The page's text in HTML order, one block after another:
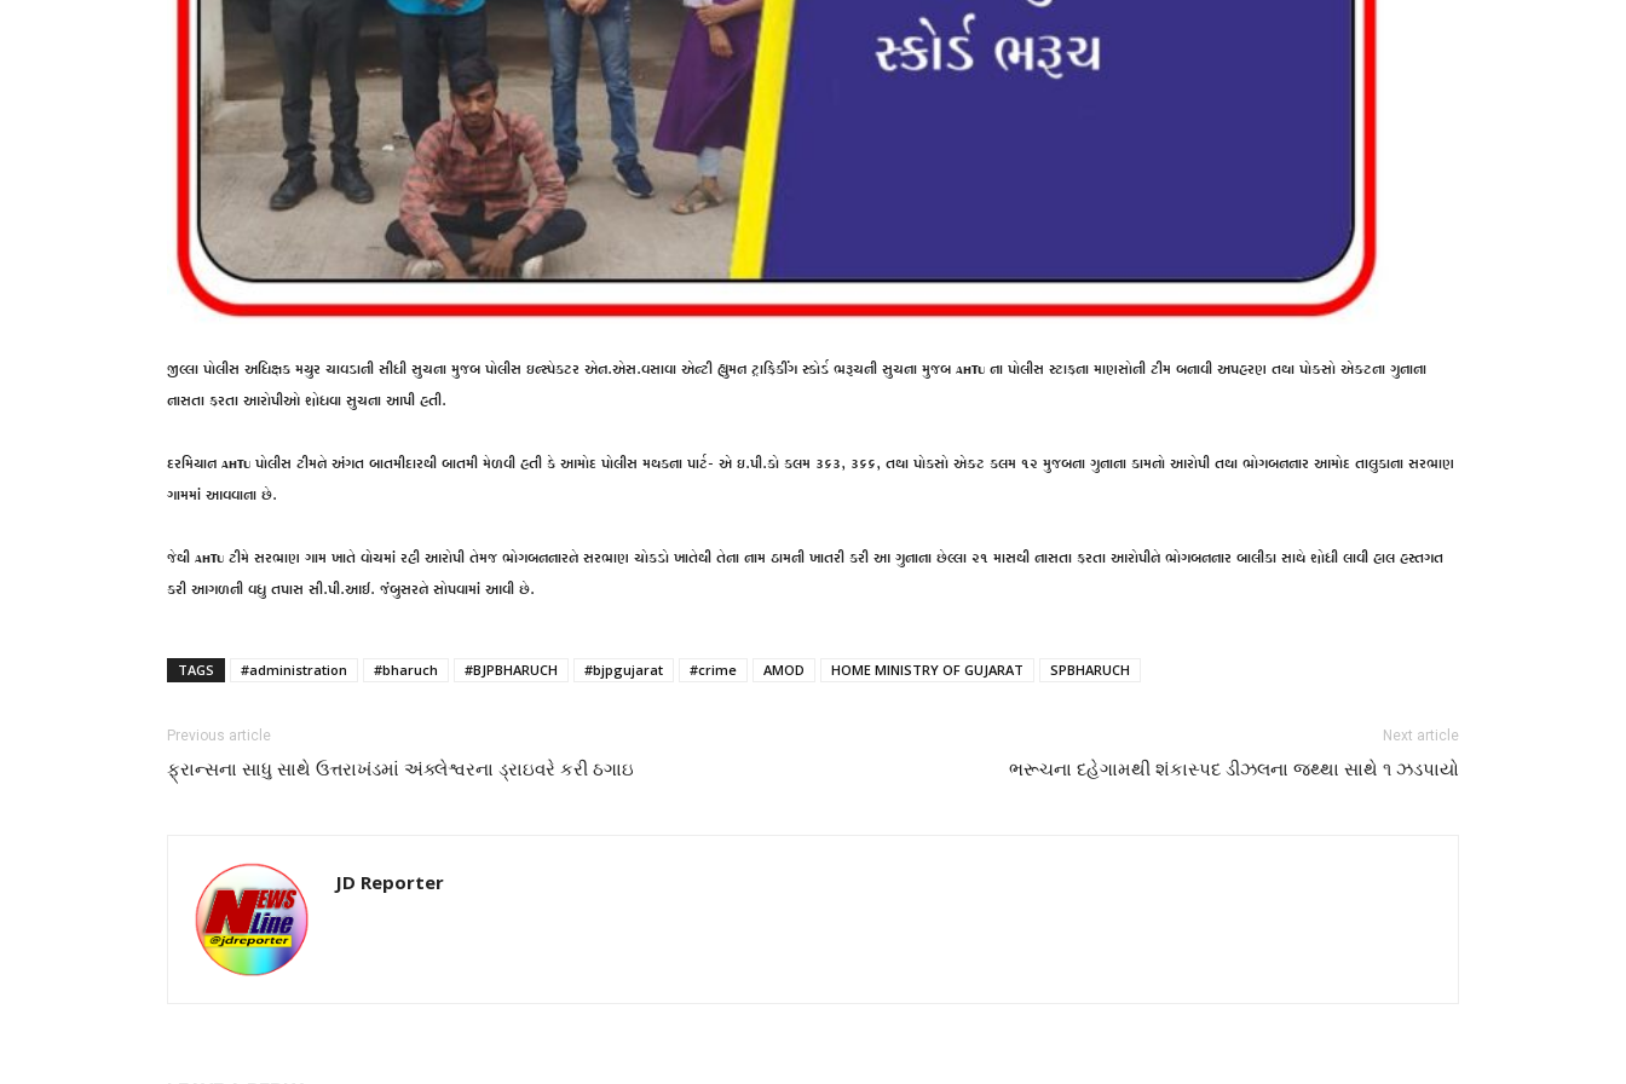
જીલ્લા પોલીસ અધિક્ષક મયુર ચાવડાની સીધી સુચના મુજબ પોલીસ ઇન્સ્પેકટર એન.એસ.વસાવા એન્ટી હ્યુમન ટ્રાફિકીંગ સ્કોર્ડ ભરૂચની સુચના મુજબ AHTU ના પોલીસ સ્ટાફના માણસોની ટીમ બનાવી અપહરણ તથા પોક્સો એક્ટના ગુનાના
નાસતા ફરતા આરોપીઓ શોધવા સુચના આપી હતી.
દરમિયાન AHTU પોલીસ ટીમને અંગત બાતમીદારથી બાતમી મેળવી હતી કે આમોદ પોલીસ મથકના પાર્ટ- એ ઇ.પી.કો કલમ ૩૬૩, ૩૬૬, તથા પોકસો એક્ટ કલમ ૧૨ મુજબના ગુનાના કામનો આરોપી તથા ભોગબનનાર આમોદ તાલુકાના સરભાણ
ગામમાં આવવાના છે.
જેથી AHTU ટીમે સરભાણ ગામ ખાતે વોચમાં રહી આરોપી તેમજ ભોગબનનારને સરભાણ ચોકડો ખાતેથી તેના નામ ઠામની ખાતરી કરી આ ગુનાના છેલ્લા ૨૧ માસથી નાસતા ફરતા આરોપીને ભોગબનનાર બાલીકા સાથે શોધી લાવી હાલ હસ્તગત
કરી આગળની વધુ તપાસ સી.પી.આઈ. જંબુસરને સોપવામાં આવી છે.
TAGS #administration #bharuch #BJPBHARUCH #bjpgujarat #crime AMOD HOME MINISTRY OF GUJARAT SPBHARUCH
Previous article
ફ્રાન્સના સાધુ સાથે ઉત્તરાખંડમાં અંક્લેશ્વરના ડ્રાઇવરે કરી ઠગાઇ
Next article
ભરૂચના દહેગામથી શંકાસ્પદ ડીઝલના જથ્થા સાથે ૧ ઝડપાયો
JD Reporter